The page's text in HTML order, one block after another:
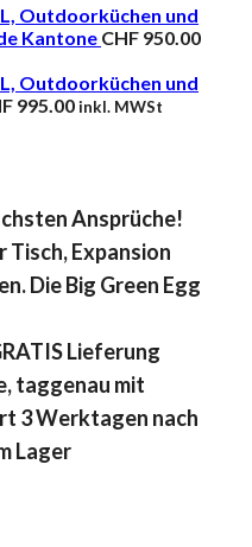
Outdoorküchen und
Kantone CHF 950.00
Outdoorküchen und
995.00inkl. MWSt
Ansprüche!
Expansion
Die Big Green Egg
Lieferung
taggenau mit
3 Werktagen nach
Lager